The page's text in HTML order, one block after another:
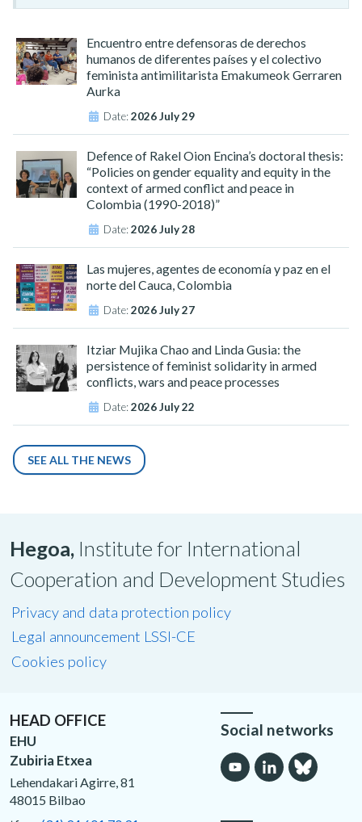
Encuentro entre defensoras de derechos
humanos de diferentes países y el colectivo
feminista antimilitarista Emakumeok Gerraren
Aurka
Date:2026 July 29
Defence of Rakel Oion Encina’s doctoral thesis:
“Policies on gender equality and equity in the
context of armed conflict and peace in
Colombia (1990-2018)”
Date:2026 July 28
Las mujeres, agentes de economía y paz en el
norte del Cauca, Colombia
Date:2026 July 27
Itziar Mujika Chao and Linda Gusia: the
persistence of feminist solidarity in armed
conflicts, wars and peace processes
Date:2026 July 22
SEE ALL THE NEWS
Hegoa, Institute for International
Cooperation and Development Studies
Privacy and data protection policy
Legal announcement LSSI-CE
Cookies policy
HEAD OFFICE
EHU
Zubiria Etxea
Lehendakari Agirre, 81
48015 Bilbao
Social networks